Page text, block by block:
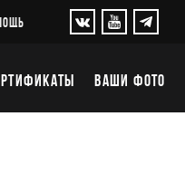
ВАШИ ФОТО